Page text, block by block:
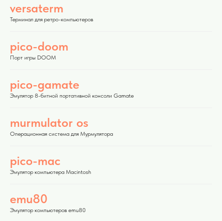
versaterm
Терминал для ретро-компьютеров
pico-doom
Порт игры DOOM
pico-gamate
Эмулятор 8-битной портативной консоли Gamate
murmulator os
Операционная система для Мурмулятора
pico-mac
Эмулятор компьютера Macintosh
emu80
Эмулятор компьютеров emu80